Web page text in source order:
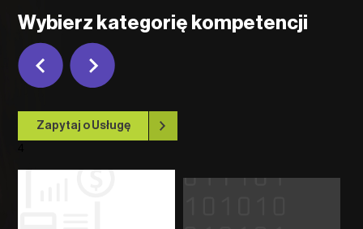
Wybierz kategorię kompetencji
Zapytaj o Usługę